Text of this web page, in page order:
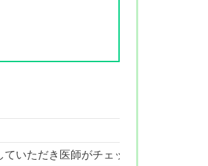
いただき医師がチェック